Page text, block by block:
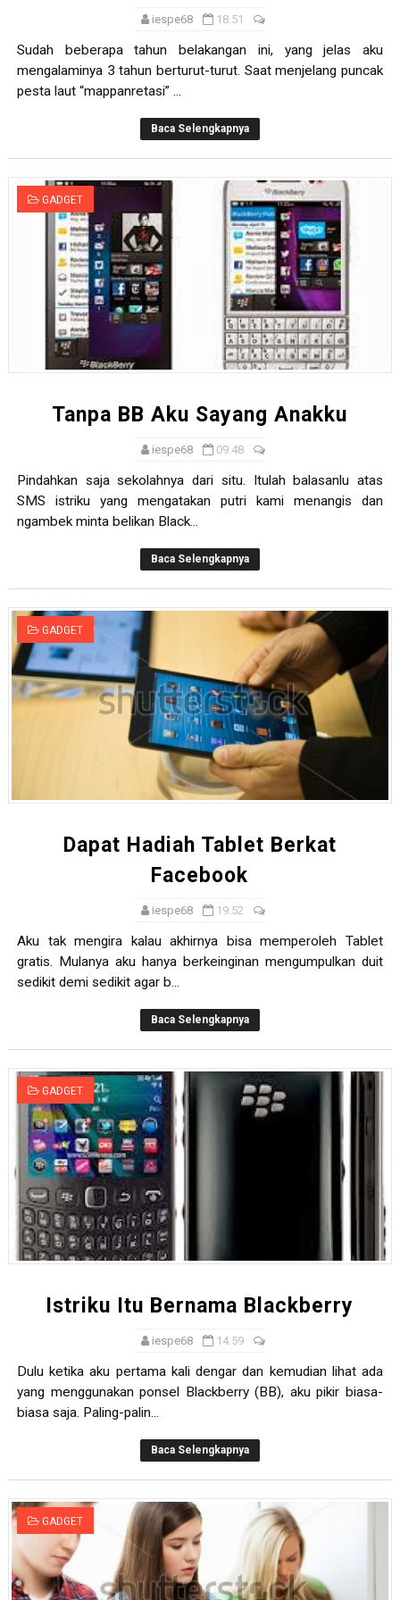
Selamat Kelahiran Isa AS Ibnu Maryam
Antara Pilkada dan Permainan Sepakbola
Visioner, Saya Ingin Anak Saya Lebih Baik
Pelacur Itu Tak Tanya Agama
iespe68 18.51
Sudah beberapa tahun belakangan ini, yang jelas aku
mengalaminya 3 tahun berturut-turut. Saat menjelang puncak
pesta laut “mappanretasi” ...
Baca Selengkapnya
GADGET
Tanpa BB Aku Sayang Anakku
iespe68 09.48
Pindahkan saja sekolahnya dari situ. Itulah balasanlu atas
SMS istriku yang mengatakan putri kami menangis dan
ngambek minta belikan Black...
Baca Selengkapnya
GADGET
Dapat Hadiah Tablet Berkat
Facebook
iespe68 19.52
Aku tak mengira kalau akhirnya bisa memperoleh Tablet
gratis. Mulanya aku hanya berkeinginan mengumpulkan duit
sedikit demi sedikit agar b...
Baca Selengkapnya
GADGET
Istriku Itu Bernama Blackberry
iespe68 14.59
Dulu ketika aku pertama kali dengar dan kemudian lihat ada
yang menggunakan ponsel Blackberry (BB), aku pikir biasa-
biasa saja. Paling-palin...
Baca Selengkapnya
GADGET